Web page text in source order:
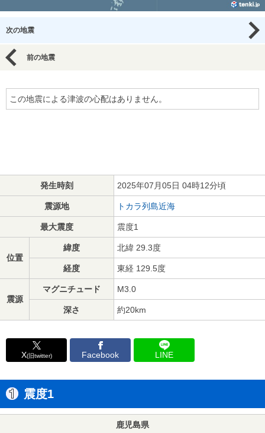
次の地震
前の地震
この地震による津波の心配はありません。
発生時刻 2025年07月05日 04時12分頃
震源地 トカラ列島近海
最大震度 震度1
位置
緯度 北緯 29.3度
経度 東経 129.5度
震源
マグニチュード M3.0
深さ 約20km
X(旧twitter) Facebook LINE
震度1
鹿児島県